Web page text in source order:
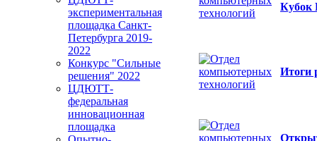
экспериментальная
площадка Санкт-
Петербурга 2019-
2022
Конкурс "Сильные
решения" 2022
ЦДЮТТ-
федеральная
инновационная
площадка
Кубок
Итоги